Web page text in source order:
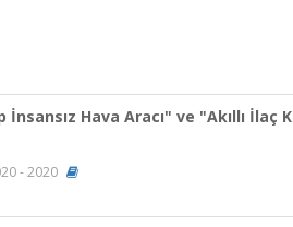
Hava Aracı" ve "Akıllı İlaç
- 2020